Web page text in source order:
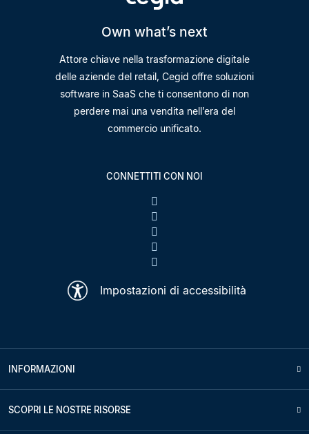
Own what’s next
Attore chiave nella trasformazione digitale
delle aziende del retail, Cegid offre soluzioni
software in SaaS che ti consentono di non
perdere mai una vendita nell’era del
commercio unificato.
CONNETTITI CON NOI
Impostazioni di accessibilità
INFORMAZIONI
SCOPRI LE NOSTRE RISORSE